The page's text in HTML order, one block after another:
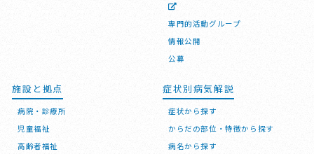
専門的活動グループ
情報公開
公募
施設と拠点
病院・診療所
児童福祉
高齢者福祉
症状別病気解説
症状から探す
からだの部位・特徴から探す
病名から探す